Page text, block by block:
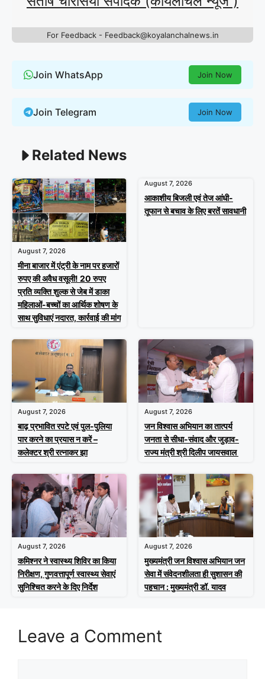
For Feedback - Feedback@koyalanchalnews.in
Join WhatsApp Join Now
Join Telegram Join Now
Related News
August 7, 2026
मीना बाजार में एंट्री के नाम पर हजारों
रुपए की अवैध वसूली! 20 रुपए
प्रति व्यक्ति शुल्क से जेब में डाका
महिलाओं-बच्चों का आर्थिक शोषण के
साथ सुविधाएं नदारत, कार्रवाई की मांग
August 7, 2026
आकाशीय बिजली एवं तेज आंधी-
तूफान से बचाव के लिए बरतें सावधानी
August 7, 2026
बाढ़ प्रभावित रपटे एवं पुल-पुलिया
पार करने का प्रयास न करें –
कलेक्टर श्री रत्नाकर झा
August 7, 2026
जन विश्वास अभियान का तात्पर्य
जनता से सीधा-संवाद और जुड़ाव-
राज्य मंत्री श्री दिलीप जायसवाल
August 7, 2026
कमिश्नर ने स्वास्थ्य शिविर का किया
निरीक्षण, गुणवत्तापूर्ण स्वास्थ्य सेवाएं
सुनिश्चित करने के दिए निर्देश
August 7, 2026
मुख्यमंत्री जन विश्वास अभियान जन
सेवा में संवेदनशीलता ही सुशासन की
पहचान : मुख्यमंत्री डॉ. यादव
Leave a Comment